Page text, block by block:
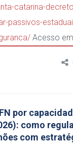
catarina-
passivos-
Acesso
por
como
com